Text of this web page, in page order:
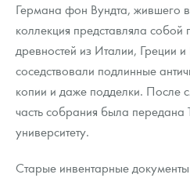
Германа фон Вундта, жившего
коллекция представляла собой
древностей из Италии, Греции
соседствовали подлинные
копии и даже подделки. После
часть собрания была передана
университету.
Старые инвентарные